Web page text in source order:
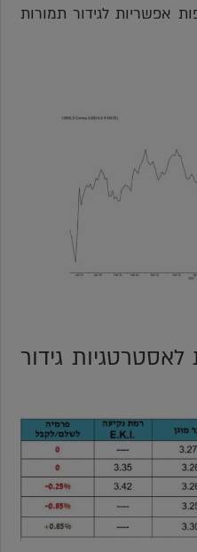
אפשריות לגידור תמורות
גידור